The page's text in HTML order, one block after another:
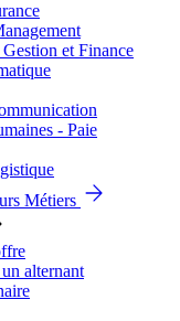
et Finance
- Paie
Métiers
alternant